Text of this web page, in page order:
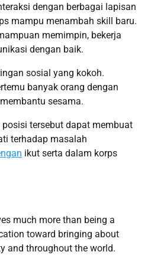
dengan berbagai lapisan
mampu menambah skill baru.
memimpin, bekerja
dengan baik.
sosial yang kokoh.
banyak orang dengan
sesama.
tersebut dapat membuat
terhadap masalah
ikut serta dalam korps
much more than being a
toward bringing about
and throughout the world.